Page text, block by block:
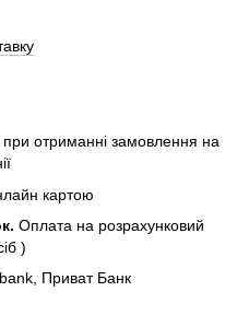
при отриманні замовлення на
картою
Оплата на розрахунковий
)
Приват Банк